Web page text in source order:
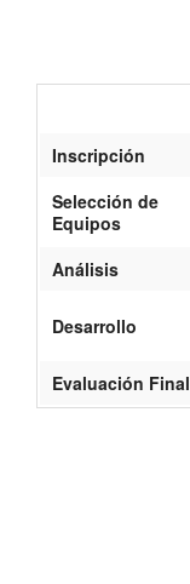
Inscripción
Selección de
Equipos
Análisis
Desarrollo
Evaluación Final